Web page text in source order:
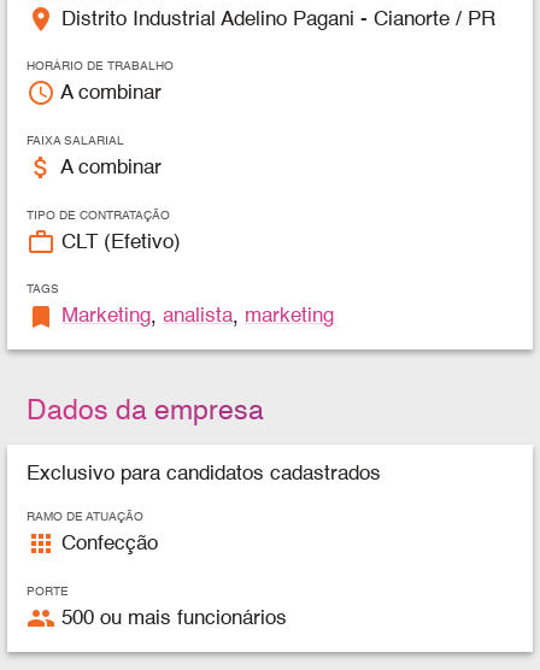
place Distrito Industrial Adelino Pagani - Cianorte / PR
HORÁRIO DE TRABALHO
access_time A combinar
FAIXA SALARIAL
attach_money A combinar
TIPO DE CONTRATAÇÃO
work_outline CLT (Efetivo)
TAGS
bookmark Marketing,analista, marketing
Dados da empresa
Exclusivo para candidatos cadastrados
RAMO DE ATUAÇÃO
apps Confecção
PORTE
people 500 ou mais funcionários